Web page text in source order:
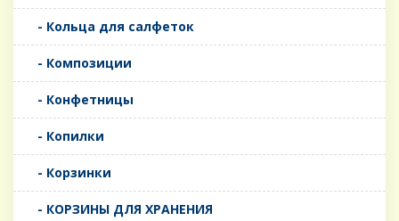
- Кольца для салфеток
- Композиции
- Конфетницы
- Копилки
- Корзинки
- КОРЗИНЫ ДЛЯ ХРАНЕНИЯ